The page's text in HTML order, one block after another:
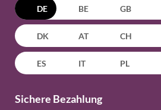
DE BE GB
DK AT CH
ES IT PL
Sichere Bezahlung